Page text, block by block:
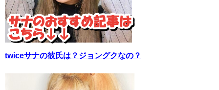
twiceサナの彼氏は？ジョングクなの？